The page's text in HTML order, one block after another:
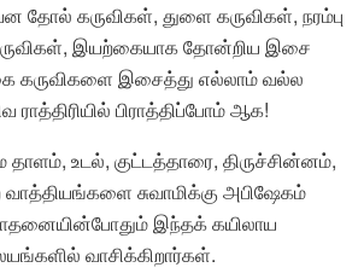
தோல் கருவிகள், துளை கருவிகள், நரம்பு
இயற்கையாக தோன்றிய இசை
கருவிகளை இசைத்து எல்லாம் வல்ல
பிராத்திப்போம் ஆக!
தாளம், உடல், குட்டத்தாரை, திருச்சின்னம்,
சுவாமிக்கு அபிஷேகம்
இந்தக் கயிலாய
வாசிக்கிறார்கள்.